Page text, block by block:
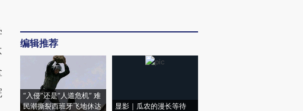
编辑推荐
“入侵”还是“人道危机” 难
民潮撕裂西班牙飞地休达
显影｜瓜农的漫长等待